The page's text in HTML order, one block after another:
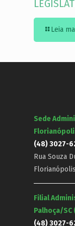
Leia
Sede
(48) 3027-
Rua Souza
Filial
Palhoça/SC
(48) 3027-